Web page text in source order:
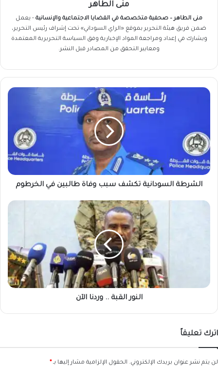
منى الطاهر
منى الطاهر – صحفية متخصصة في القضايا الاجتماعية والإنسانية - يعمل
ضمن فريق هيئة التحرير بموقع «الراي السوداني» تحت إشراف رئيس التحرير،
ويشارك في إعداد ومراجعة المواد الإخبارية وفق السياسة التحريرية المعتمدة
ومعايير التحقق من المصادر قبل النشر.
الشرطة
وفاة
طالبين
في
الخرطوم
الشرطة السودانية تكشف سبب وفاة طالبين في الخرطوم
النور
النور القبة .. وردنا الآن
اترك تعليقاً
لن يتم نشر عنوان بريدك الإلكتروني. الحقول الإلزامية مشار إليها بـ *